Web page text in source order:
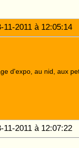
11-2011 à 12:05:14
d'expo, au nid, aux
11-2011 à 12:07:22